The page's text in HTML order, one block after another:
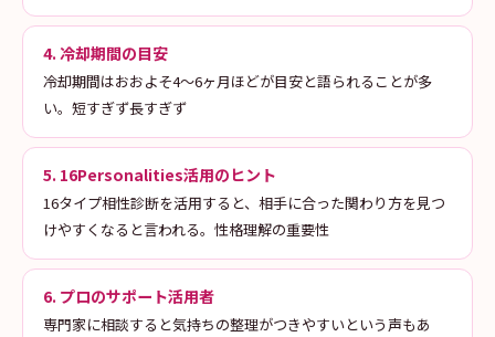
4. 冷却期間の目安
冷却期間はおおよそ4〜6ヶ月ほどが目安と語られることが多
い。短すぎず長すぎず
5. 16Personalities活用のヒント
16タイプ相性診断を活用すると、相手に合った関わり方を見つ
けやすくなると言われる。性格理解の重要性
6. プロのサポート活用者
専門家に相談すると気持ちの整理がつきやすいという声もあ